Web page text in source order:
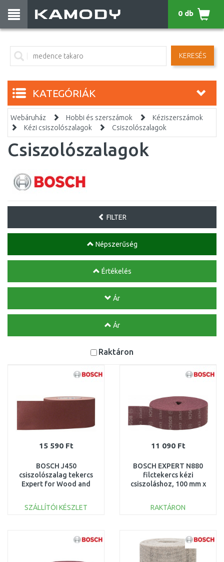
KERESÉS
0 db
KATEGÓRIÁK
Webáruház Hobbi és szerszámok
Kéziszerszámok
Kézi csiszolószalagok
Csiszolószalagok
Csiszolószalagok
FILTER
Népszerűség
Értékelés
Ár
Ár
Raktáron
15 590 Ft
BOSCH J450
csiszolószalag tekercs
Expert for Wood and
G180 260862148
SZÁLLÍTÓI KÉSZLET
Összehasonlítás
11 090 Ft
BOSCH EXPERT N880
filctekercs kézi
csiszoláshoz, 100 mm x
2608901224
RAKTÁRON
Összehasonlítás